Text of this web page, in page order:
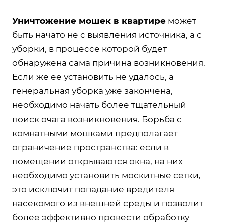
Уничтожение мошек в квартире может
быть начато не с выявления источника, а с
уборки, в процессе которой будет
обнаружена сама причина возникновения.
Если же ее установить не удалось, а
генеральная уборка уже закончена,
необходимо начать более тщательный
поиск очага возникновения. Борьба с
комнатными мошками предполагает
ограничение пространства: если в
помещении открываются окна, на них
необходимо установить москитные сетки,
это исключит попадание вредителя
насекомого из внешней среды и позволит
более эффективно провести обработку